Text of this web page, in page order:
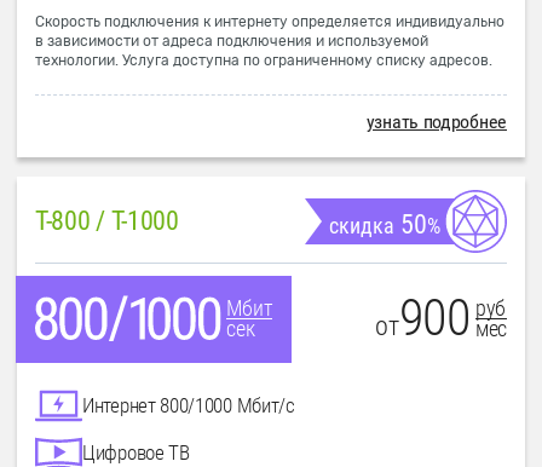
Скорость подключения к интернету определяется индивидуально
в зависимости от адреса подключения и используемой
технологии. Услуга доступна по ограниченному списку адресов.
узнать подробнее
T-800 / T-1000 скидка 50%
Мбит
сек
от900 руб
мес
Интернет 800/1000 Мбит/с
Цифровое ТВ